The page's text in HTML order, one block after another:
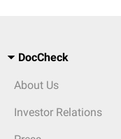
DocCheck
About Us
Investor Relations